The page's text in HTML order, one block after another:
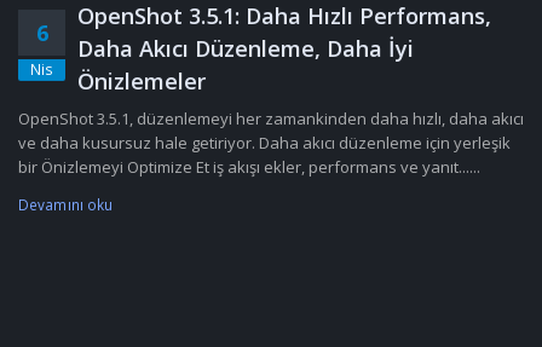
6
Nis
OpenShot 3.5.1: Daha Hızlı Performans,
Daha Akıcı Düzenleme, Daha İyi
Önizlemeler
OpenShot 3.5.1, düzenlemeyi her zamankinden daha hızlı, daha akıcı
ve daha kusursuz hale getiriyor. Daha akıcı düzenleme için yerleşik
bir Önizlemeyi Optimize Et iş akışı ekler, performans ve yanıt......
Devamını oku